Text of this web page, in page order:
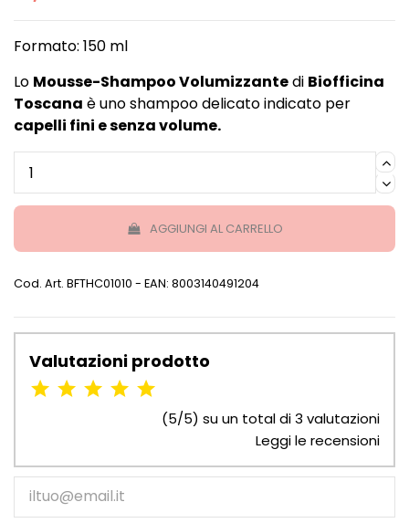
Formato: 150 ml
Lo Mousse-Shampoo Volumizzantedi Biofficina
Toscana è uno shampoo delicato indicato per
capelli fini e senza volume.
AGGIUNGI AL CARRELLO
Cod. Art. BFTHC01010 - EAN: 8003140491204
Valutazioni prodotto
(5/5) su un total di 3 valutazioni
Leggi le recensioni